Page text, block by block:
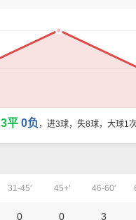
3平 0负 ，进3球，失8球，大球1
31-45' 45+' 46-60'
0 0 3